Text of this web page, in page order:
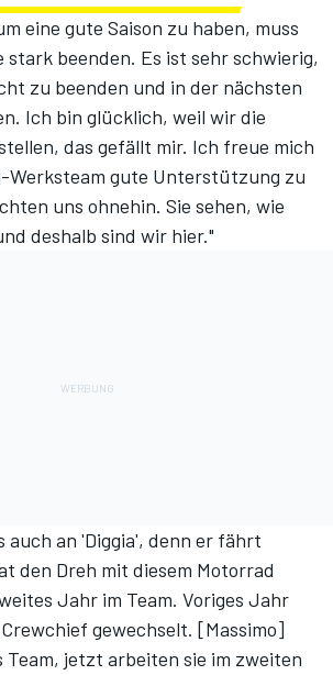
eine gute Saison zu haben, muss
stark beenden. Es ist sehr schwierig,
zu beenden und in der nächsten
Ich bin glücklich, weil wir die
das gefällt mir. Ich freue mich
Werksteam gute Unterstützung zu
uns ohnehin. Sie sehen, wie
deshalb sind wir hier."
auch an 'Diggia', denn er fährt
den Dreh mit diesem Motorrad
Jahr im Team. Voriges Jahr
gewechselt. [Massimo]
Team, jetzt arbeiten sie im zweiten